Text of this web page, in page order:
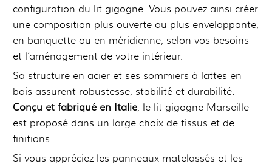
configuration du lit gigogne. Vous pouvez ainsi créer
une composition plus ouverte ou plus enveloppante,
en banquette ou en méridienne, selon vos besoins
et l’aménagement de votre intérieur.
Sa structure en acier et ses sommiers à lattes en
bois assurent robustesse, stabilité et durabilité.
Conçu et fabriqué en Italie, le lit gigogne Marseille
est proposé dans un large choix de tissus et de
finitions.
Si vous appréciez les panneaux matelassés et les